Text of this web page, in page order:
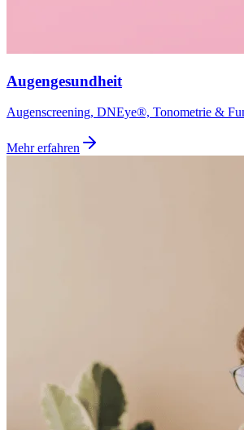
Augengesundheit
Augenscreening, DNEye®, Tonometrie &
Mehr erfahren